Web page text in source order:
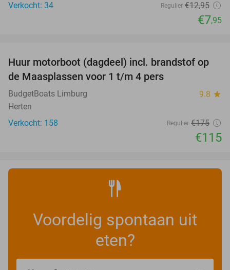
Verkocht: 34
Regulier €12,95
€7,95
34%
Huur motorboot (dagdeel) incl. brandstof op
de Maasplassen voor 1 t/m 4 pers
BudgetBoats Limburg 9.8 star
Herten
Verkocht: 158
Regulier €175
€115
Voordelig spontaan uit
eten?